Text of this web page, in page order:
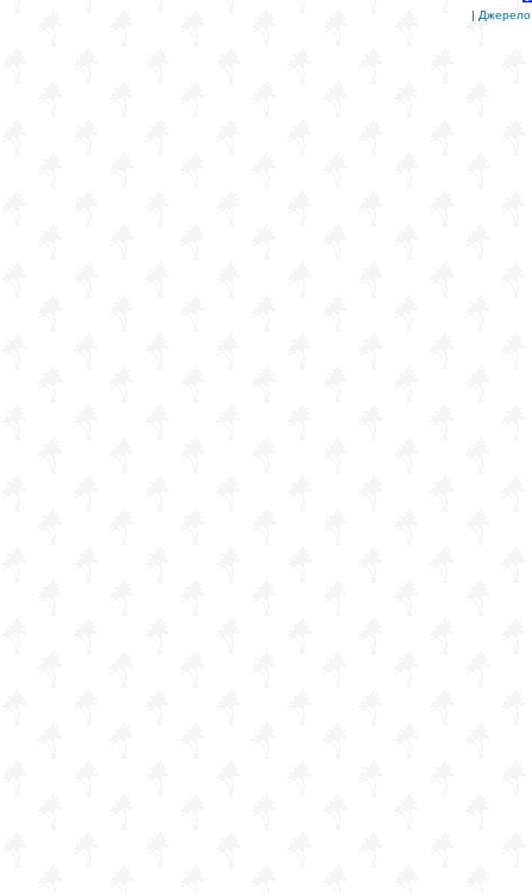
| Джерело